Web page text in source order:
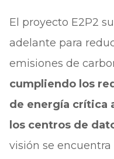
El proyecto E2P2
adelante para
emisiones de
cumpliendo los
de energía crítica
los centros de
visión se